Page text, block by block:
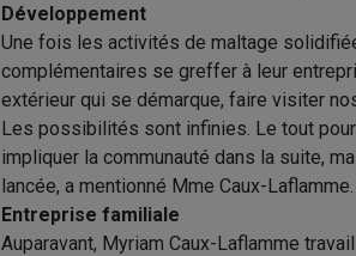
Développement
Une fois les activités de maltage
complémentaires se greffer à leur
extérieur qui se démarque, faire visiter
Les possibilités sont infinies. Le tout
impliquer la communauté dans la suite,
lancée, a mentionné Mme Caux-Laflamme.
Entreprise familiale
Auparavant, Myriam Caux-Laflamme